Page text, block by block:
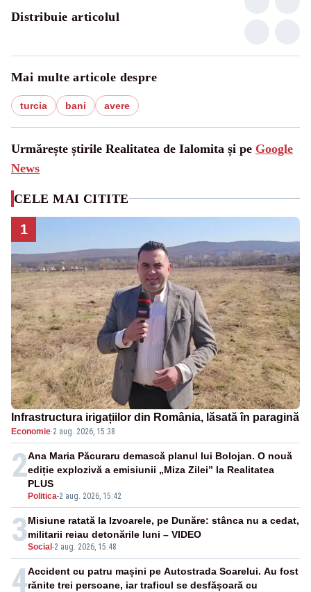
Distribuie articolul
Mai multe articole despre
turcia bani avere
Urmărește știrile Realitatea de Ialomita și pe Google
News
CELE MAI CITITE
1
Infrastructura irigațiilor din România, lăsată în paragină
Economie·2 aug. 2026, 15:38
2
Politica-2 aug. 2026, 15:42
Ana Maria Păcuraru demască planul lui Bolojan. O nouă
ediție explozivă a emisiunii „Miza Zilei” la Realitatea
PLUS
3Social -2 aug. 2026, 15:48
Misiune ratată la Izvoarele, pe Dunăre: stânca nu a cedat,
militarii reiau detonările luni – VIDEO
4Accident cu patru mașini pe Autostrada Soarelui. Au fost
rănite trei persoane, iar traficul se desfășoară cu